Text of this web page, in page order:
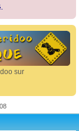
e
r
sur